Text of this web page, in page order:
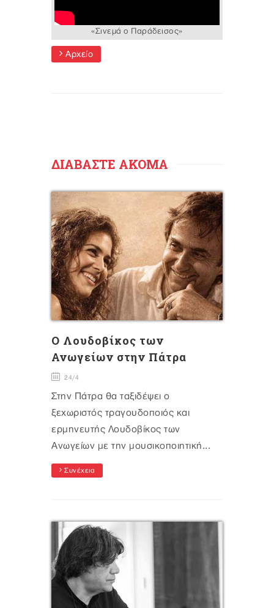
«Σινεμά ο Παράδεισος»
Αρχείο
ΔΙΑΒΑΣΤΕ ΑΚΟΜΑ
Ο Λουδοβίκος των
Ανωγείων στην Πάτρα
24/4
Στην Πάτρα θα ταξιδέψει ο
ξεχωριστός τραγουδοποιός και
ερμηνευτής Λουδοβίκος των
Ανωγείων με την μουσικοποιητική...
Συνέχεια